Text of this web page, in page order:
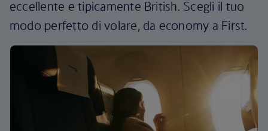
eccellente e tipicamente British. Scegli il tuo
modo perfetto di volare, da economy a First.